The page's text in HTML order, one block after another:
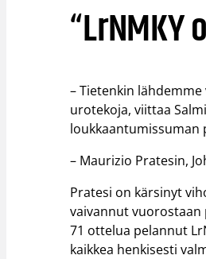
– Tietenkin
urotekoja, viittaa
loukkaantumissuman
– Maurizio Pratesin,
Pratesi on kärsinyt
vaivannut vuorostaan
71 ottelua pelannut
kaikkea henkisesti